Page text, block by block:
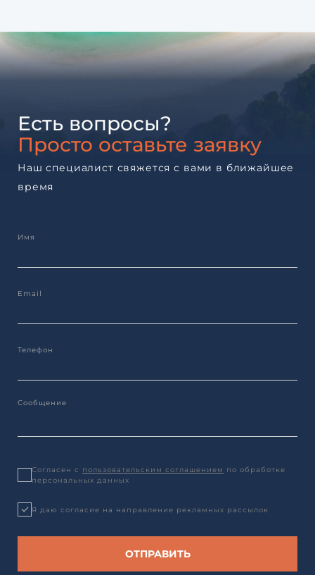
Есть вопросы?
Просто оставьте заявку
Наш специалист свяжется с вами в ближайшее
время
Согласен с пользовательским соглашением по обработке
персональных данных
Я даю согласие на направление рекламных рассылок